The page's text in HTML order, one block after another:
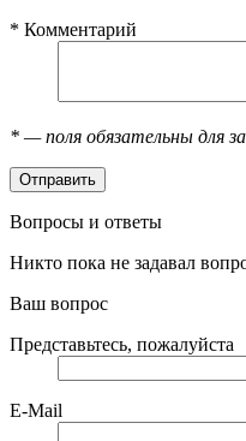
* Комментарий
* — поля обязательны для
Вопросы и ответы
Никто пока не задавал
Ваш вопрос
Представьтесь, пожалуйста
E-Mail